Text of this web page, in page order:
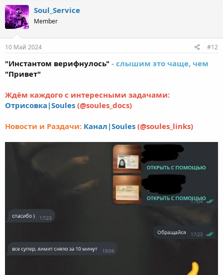
Soul_Service
Member
10 Май 2024 #12
"Инстантом верифнулось" - слышим это чаще, чем
"Привет"
Ждём каждого с интересными задачами:
Отрисовка|Soules (@soules_docs)
Новости и Раздачи: Канал|Soules (@soules_links)